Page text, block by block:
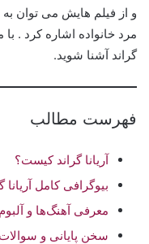
و از فیلم هایش می توان
مرد خانواده اشاره کرد . با
گراند آشنا شوید.
فهرست مطالب
آریانا گراند کیست؟
بیوگرافی کامل آریانا
معرفی آهنگ‌ها و
سخن پایانی و